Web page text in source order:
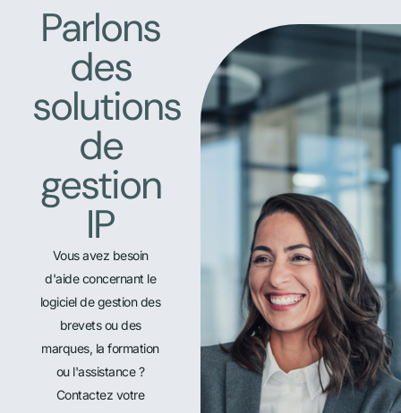
Parlons
des
solutions
de
gestion
IP
Vous avez besoin
d'aide concernant le
logiciel de gestion des
brevets ou des
marques, la formation
ou l'assistance ?
Contactez votre